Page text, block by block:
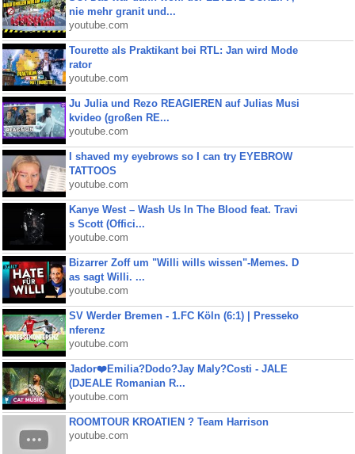
nie mehr granit und...
youtube.com
Tourette als Praktikant bei RTL: Jan wird Mode
rator
youtube.com
Ju Julia und Rezo REAGIEREN auf Julias Musi
kvideo (großen RE...
youtube.com
I shaved my eyebrows so I can try EYEBROW
TATTOOS
youtube.com
Kanye West – Wash Us In The Blood feat. Travi
s Scott (Offici...
youtube.com
Bizarrer Zoff um "Willi wills wissen"-Memes. D
as sagt Willi. ...
youtube.com
SV Werder Bremen - 1.FC Köln (6:1) | Presseko
nferenz
youtube.com
Jador❤️Emilia?Dodo?Jay Maly?Costi - JALE
(DJEALE Romanian R...
youtube.com
ROOMTOUR KROATIEN ? Team Harrison
youtube.com